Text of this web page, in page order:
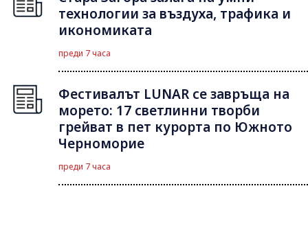
технологии за въздуха, трафика и
икономиката
преди 7 часа
Фестивалът LUNAR се завръща на
морето: 17 светлинни творби
грейват в пет курорта по Южното
Черноморие
преди 7 часа